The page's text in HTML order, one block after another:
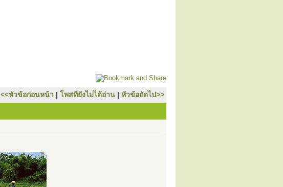
<<หัวข้อก่อนหน้า | โพสที่ยังไม่ได้อ่าน | หัวข้อถัดไป>>